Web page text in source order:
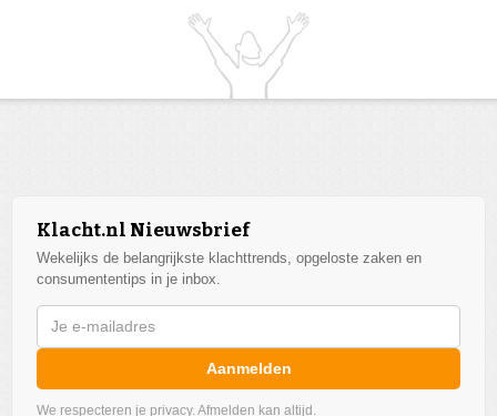
Klacht.nl Nieuwsbrief
Wekelijks de belangrijkste klachttrends, opgeloste zaken en
consumententips in je inbox.
Aanmelden
We respecteren je privacy. Afmelden kan altijd.